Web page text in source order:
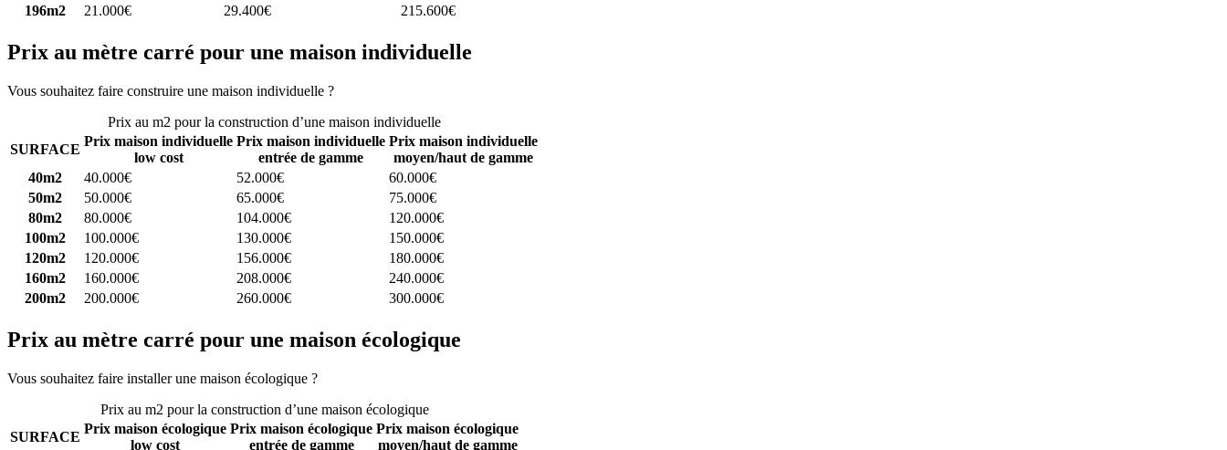
196m2
21.000€ 29.400€ 215.600€
Prix au mètre carré pour une maison individuelle
Vous souhaitez faire construire une maison individuelle ?
Prix au m2 pour la construction d’une maison individuelle
SURFACE
Prix maison individuelle
low cost
Prix maison individuelle
entrée de gamme
Prix maison individuelle
moyen/haut de gamme
40m2
40.000€ 52.000€
60.000€
50m2
50.000€ 65.000€
75.000€
80m2
80.000€ 104.000€
120.000€
100m2
100.000€ 130.000€
150.000€
120m2
120.000€ 156.000€
180.000€
160m2
160.000€ 208.000€
240.000€
200m2
200.000€ 260.000€ 300.000€
Prix au mètre carré pour une maison écologique
Vous souhaitez faire installer une maison écologique ?
Prix au m2 pour la construction d’une maison écologique
SURFACE
Prix maison écologique
low cost
Prix maison écologique
entrée de gamme
Prix maison écologique
moyen/haut de gamme